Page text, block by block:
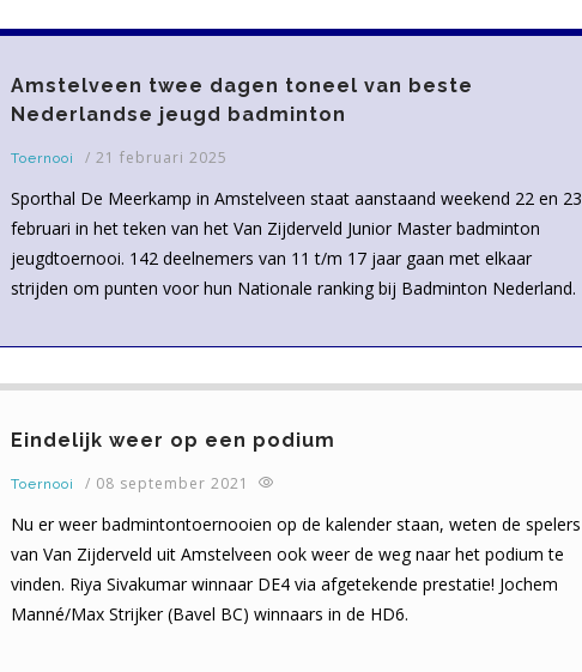
Amstelveen twee dagen toneel van beste
Nederlandse jeugd badminton
Toernooi / 21 februari 2025
Sporthal De Meerkamp in Amstelveen staat aanstaand weekend 22 en 23
februari in het teken van het Van Zijderveld Junior Master badminton
jeugdtoernooi. 142 deelnemers van 11 t/m 17 jaar gaan met elkaar
strijden om punten voor hun Nationale ranking bij Badminton Nederland.
Eindelijk weer op een podium
Toernooi / 08 september 2021
Nu er weer badmintontoernooien op de kalender staan, weten de spelers
van Van Zijderveld uit Amstelveen ook weer de weg naar het podium te
vinden. Riya Sivakumar winnaar DE4 via afgetekende prestatie! Jochem
Manné/Max Strijker (Bavel BC) winnaars in de HD6.